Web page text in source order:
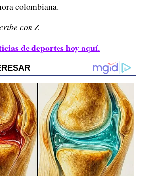
colombiana.
con Z
de deportes hoy aquí.